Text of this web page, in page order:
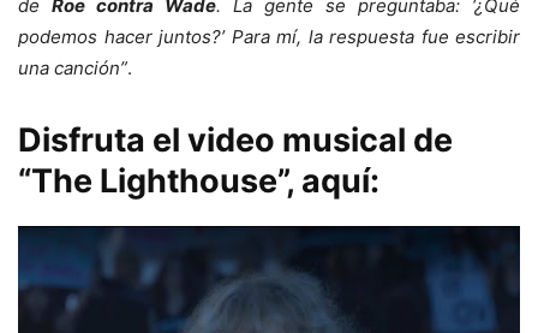
de Roe contra Wade. La gente se preguntaba: ‘¿Qué
podemos hacer juntos?’ Para mí, la respuesta fue escribir
una canción”.
Disfruta el video musical de
“The Lighthouse”, aquí: